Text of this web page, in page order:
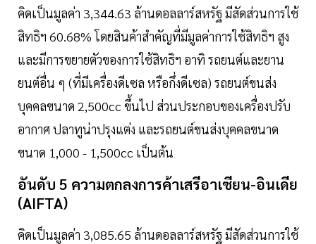
คิดเป็นมูลค่า 3,344.63 ล้านดอลลาร์สหรัฐ มีสัดส่วนการใช้
สิทธิฯ 60.68% โดยสินค้าสำคัญที่มีมูลค่าการใช้สิทธิฯ สูง
และมีการขยายตัวของการใช้สิทธิฯ อาทิ รถยนต์และยาน
ยนต์อื่น ๆ (ที่มีเครื่องดีเซล หรือกึ่งดีเซล) รถยนต์ขนส่ง
บุคคลขนาด 2,500cc ขึ้นไป ส่วนประกอบของเครื่องปรับ
อากาศ ปลาทูน่าปรุงแต่ง และรถยนต์ขนส่งบุคคลขนาด
ขนาด 1,000 - 1,500cc เป็นต้น
อันดับ 5 ความตกลงการค้าเสรีอาเซียน-อินเดีย
(AIFTA)
คิดเป็นมูลค่า 3,085.65 ล้านดอลลาร์สหรัฐ มีสัดส่วนการใช้